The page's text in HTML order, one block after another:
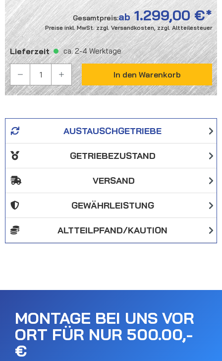
Gesamtpreis:ab 1.299,00 €
Preise inkl. MwSt. zzgl. Versandkosten, zzgl. Altteilesteuer
Lieferzeit ca. 2-4 Werktage
PRODUKT ANZAHL: GIB DEN GEWÜNSCHTEN
In den Warenkorb
AUSTAUSCHGETRIEBE
GETRIEBEZUSTAND
VERSAND
GEWÄHRLEISTUNG
ALTTEILPFAND/KAUTION
MONTAGE BEI UNS VOR
ORT FÜR NUR 500.00,-
€